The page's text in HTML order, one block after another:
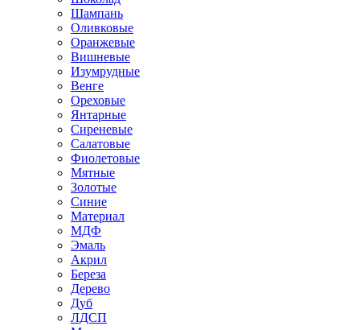
Шампань
Оливковые
Оранжевые
Вишневые
Изумрудные
Венге
Ореховые
Янтарные
Сиреневые
Салатовые
Фиолетовые
Мятные
Золотые
Синие
Материал
МДФ
Эмаль
Акрил
Береза
Дерево
Дуб
ЛДСП